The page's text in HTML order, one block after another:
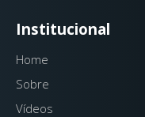
Institucional
Home
Sobre
Vídeos